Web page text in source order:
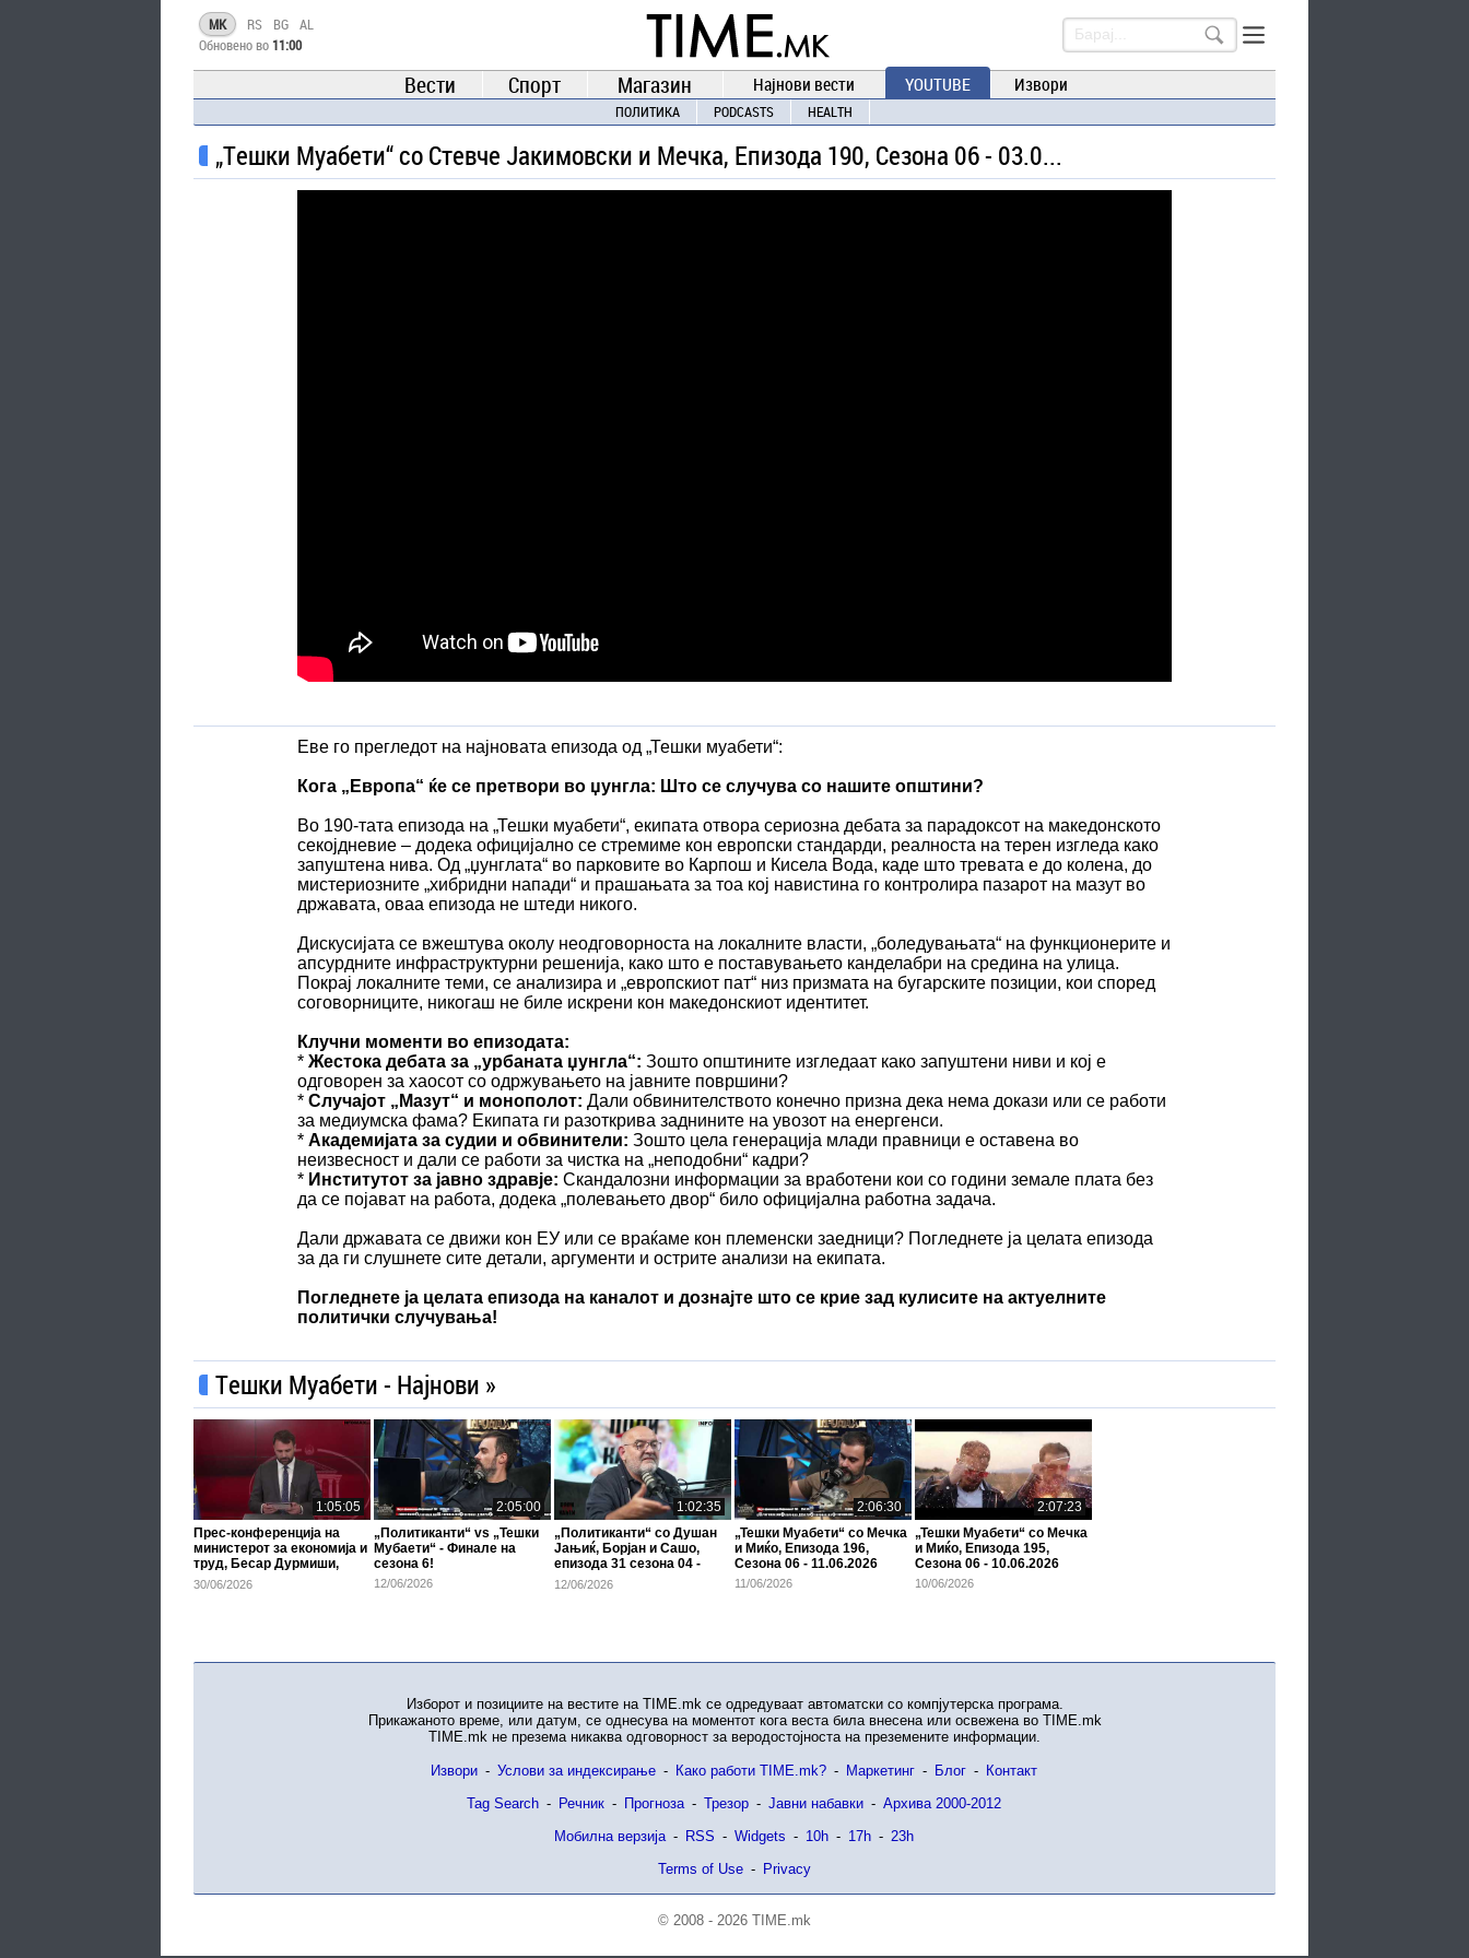
TIME.mk
ВЕСТИ
NEWS
MK RS BG AL
Обновено во 11:00
Вести Спорт Магазин Најнови вести YOUTUBE Извори
ПОЛИТИКА PODCASTS HEALTH
„Тешки Муабети“ со Стевче Јакимовски и Мечка, Eпизода 190, Сезона 06 - 03.0...
Еве го прегледот на најновата епизода од „Тешки муабети“:
Кога „Европа“ ќе се претвори во џунгла: Што се случува со нашите општини?
Во 190-тата епизода на „Тешки муабети“, екипата отвора сериозна дебата за парадоксот на македонското
секојдневие – додека официјално се стремиме кон европски стандарди, реалноста на терен изгледа како
запуштена нива. Од „џунглата“ во парковите во Карпош и Кисела Вода, каде што тревата е до колена, до
мистериозните „хибридни напади“ и прашањата за тоа кој навистина го контролира пазарот на мазут во
државата, оваа епизода не штеди никого.
Дискусијата се вжештува околу неодговорноста на локалните власти, „боледувањата“ на функционерите и
апсурдните инфраструктурни решенија, како што е поставувањето канделабри на средина на улица.
Покрај локалните теми, се анализира и „европскиот пат“ низ призмата на бугарските позиции, кои според
соговорниците, никогаш не биле искрени кон македонскиот идентитет.
Клучни моменти во епизодата:
* Жестока дебата за „урбаната џунгла“: Зошто општините изгледаат како запуштени ниви и кој е
одговорен за хаосот со одржувањето на јавните површини?
* Случајот „Мазут“ и монополот: Дали обвинителството конечно призна дека нема докази или се работи
за медиумска фама? Екипата ги разоткрива заднините на увозот на енергенси.
* Академијата за судии и обвинители: Зошто цела генерација млади правници е оставена во
неизвесност и дали се работи за чистка на „неподобни“ кадри?
* Институтот за јавно здравје: Скандалозни информации за вработени кои со години земале плата без
да се појават на работа, додека „полевањето двор“ било официјална работна задача.
Дали државата се движи кон ЕУ или се враќаме кон племенски заедници? Погледнете ја целата епизода
за да ги слушнете сите детали, аргументи и острите анализи на екипата.
Погледнете ја целата епизода на каналот и дознајте што се крие зад кулисите на актуелните
политички случувања!
Тешки Муабети - Најнови »
1:05:05
Прес-конференција на
министерот за економија и
труд, Бесар Дурмиши,
30.06.2026
30/06/2026
2:05:00
„Политиканти“ vs „Тешки
Мубаети“ - Финале на
сезона 6!
12/06/2026
1:02:35
„Политиканти“ со Душан
Јањиќ, Борјан и Сашо,
епизода 31 сезона 04 -
12.06.2026
12/06/2026
2:06:30
„Тешки Муабети“ со Мечка
и Миќо, Eпизода 196,
Сезона 06 - 11.06.2026
11/06/2026
2:07:23
„Тешки Муабети“ со Мечка
и Миќо, Eпизода 195,
Сезона 06 - 10.06.2026
10/06/2026
Изборот и позициите на вестите на TIME.mk се одредуваат автоматски со компјутерска програма.
Прикажаното време, или датум, се однесува на моментот кога веста била внесена или освежена во TIME.mk
TIME.mk не презема никаква одговорност за веродостојноста на преземените информации.
Извори - Услови за индексирање - Како работи TIME.mk? - Маркетинг - Блог - Контакт
Tag Search - Речник - Прогноза - Трезор - Јавни набавки - Архива 2000-2012
Мобилна верзија - RSS - Widgets - 10h - 17h - 23h
Terms of Use - Privacy
© 2008 - 2026 TIME.mk